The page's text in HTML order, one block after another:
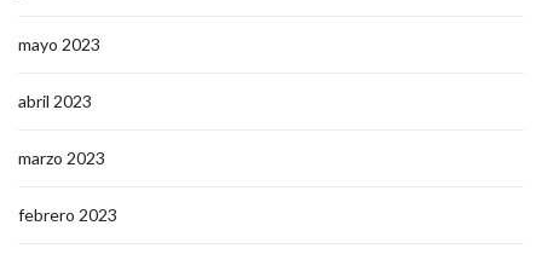
mayo 2023
abril 2023
marzo 2023
febrero 2023